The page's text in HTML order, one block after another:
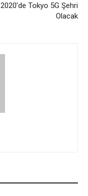
2020’de Tokyo 5G Şehri
Olacak